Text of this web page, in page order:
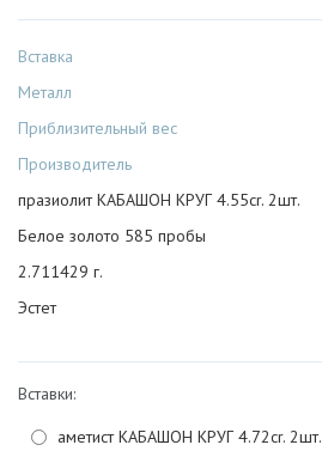
Вставка
Металл
Приблизительный вес
Производитель
празиолит КАБАШОН КРУГ 4.55cr. 2шт.
Белое золото 585 пробы
2.711429 г.
Эстет
Вставки:
аметист КАБАШОН КРУГ 4.72cr. 2шт.